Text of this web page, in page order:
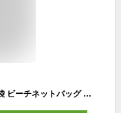
ビーチバッグ メッシュバッグ おもちゃ収納袋 ビーチネットバッグ 大容量1個入り 砂場バッグ ビーチメッシュバッグ 折り畳み式 持ち運び便利 砂遊び 水遊びアウトドア スポーツ キッズ ビーチ おもちゃ入れ 子供 海水浴 スポーツ 大きいネットバック